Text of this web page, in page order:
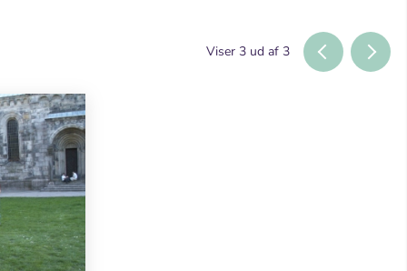
Viser 3ud af 3